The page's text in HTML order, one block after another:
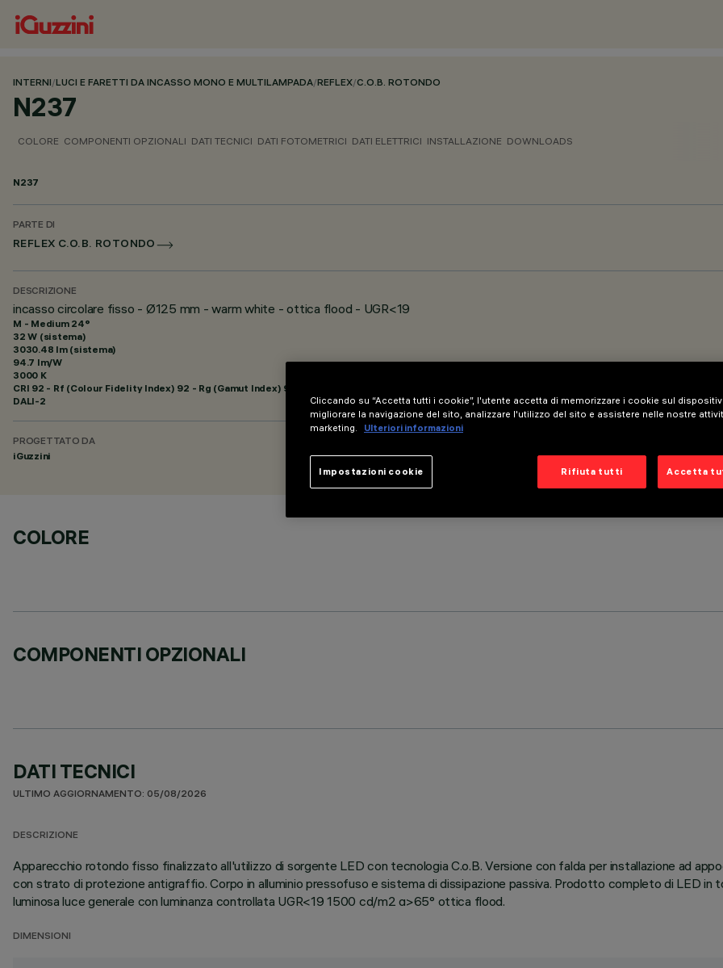
INTERNI/LUCI E FARETTI DA INCASSO MONO E MULTILAMPADA/REFLEX/C.O.B. ROTONDO
N237
COLORE COMPONENTI OPZIONALI DATI TECNICI DATI FOTOMETRICI DATI ELETTRICI INSTALLAZIONE DOWNLOADS
N237
PARTE DI
REFLEX C.O.B. ROTONDO
DESCRIZIONE
incasso circolare fisso - Ø125 mm - warm white - ottica flood - UGR<19
M - Medium 24°
32 W (sistema)
3030.48 lm (sistema)
94.7 lm/W
3000 K
CRI 92 - Rf (Colour Fidelity Index) 92 - Rg (Gamut Index) 99
DALI-2
PROGETTATO DA
iGuzzini
COLORE
COMPONENTI OPZIONALI
DATI TECNICI
ULTIMO AGGIORNAMENTO: 05/08/2026
DESCRIZIONE
Apparecchio rotondo fisso finalizzato all'utilizzo di sorgente LED con tecnologia C.o.B. Versione con falda per installazione ad
con strato di protezione antigraffio. Corpo in alluminio pressofuso e sistema di dissipazione passiva. Prodotto completo di LED
luminosa luce generale con luminanza controllata UGR<19 1500 cd/m2 α>65° ottica flood.
DIMENSIONI
Cliccando su “Accetta tutti i cookie”, l'utente accetta di memorizzare i cookie sul
migliorare la navigazione del sito, analizzare l'utilizzo del sito e assistere nelle nostre
marketing.
Ulteriori informazioni
Rifiuta tutti Accetta
Impostazioni cookie